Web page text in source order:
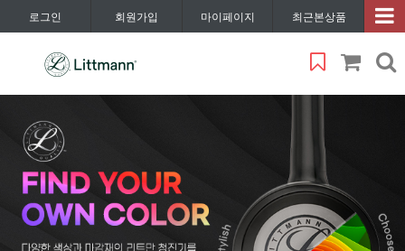
로그인 회원가입 마이페이지 최근본상품